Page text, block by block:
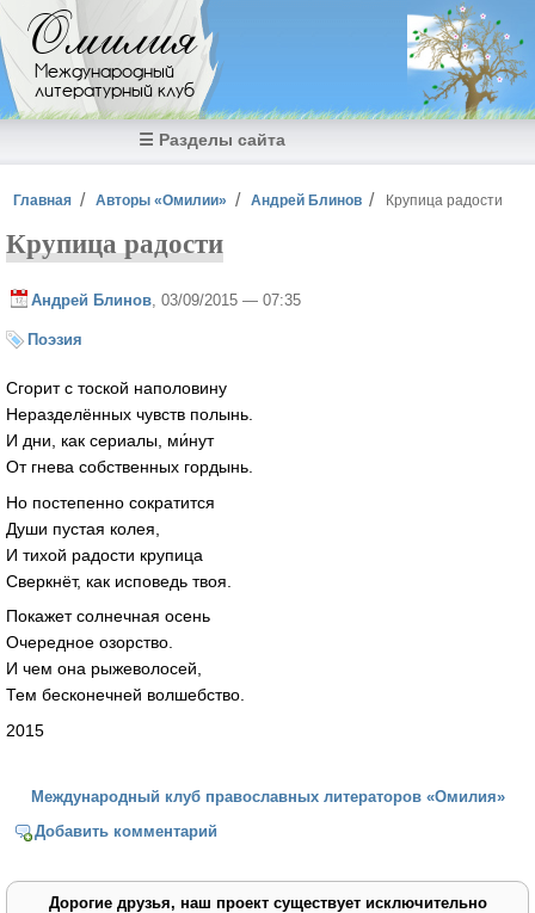
Перейти к основному содержанию
Омилия
Международный
литературный клуб
☰ Разделы сайта
Вы здесь
Главная Авторы «Омилии» Андрей Блинов Крупица радости
Крупица радости
Андрей Блинов , 03/09/2015 — 07:35
Поэзия
Сгорит с тоской наполовину
Неразделённых чувств полынь.
И дни, как сериалы, ми́нут
От гнева собственных гордынь.
Но постепенно сократится
Души пустая колея,
И тихой радости крупица
Сверкнёт, как исповедь твоя.
Покажет солнечная осень
Очередное озорство.
И чем она рыжеволосей,
Тем бесконечней волшебство.
2015
Международный клуб православных литераторов «Омилия»
Добавить комментарий
Дорогие друзья, наш проект существует исключительно